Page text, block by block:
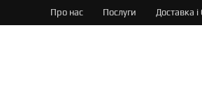
Про нас Послуги Доставка